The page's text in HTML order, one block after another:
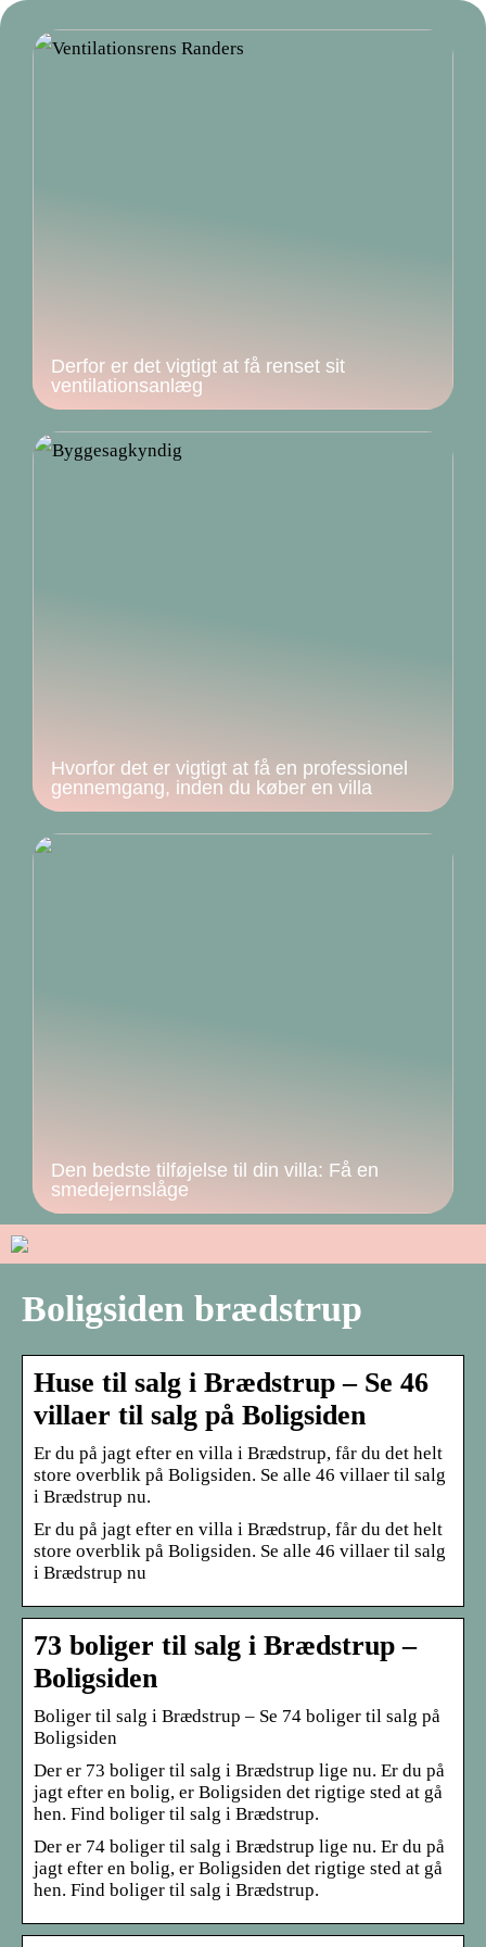
Derfor er det vigtigt at få renset sit
ventilationsanlæg
Hvorfor det er vigtigt at få en professionel
gennemgang, inden du køber en villa
Den bedste tilføjelse til din villa: Få en
smedejernslåge
Boligsiden brædstrup
Huse til salg i Brædstrup – Se 46
villaer til salg på Boligsiden
Er du på jagt efter en villa i Brædstrup, får du det helt
store overblik på Boligsiden. Se alle 46 villaer til salg
i Brædstrup nu.
Er du på jagt efter en villa i Brædstrup, får du det helt
store overblik på Boligsiden. Se alle 46 villaer til salg
i Brædstrup nu
73 boliger til salg i Brædstrup –
Boligsiden
Boliger til salg i Brædstrup – Se 74 boliger til salg på
Boligsiden
Der er 73 boliger til salg i Brædstrup lige nu. Er du på
jagt efter en bolig, er Boligsiden det rigtige sted at gå
hen. Find boliger til salg i Brædstrup.
Der er 74 boliger til salg i Brædstrup lige nu. Er du på
jagt efter en bolig, er Boligsiden det rigtige sted at gå
hen. Find boliger til salg i Brædstrup.